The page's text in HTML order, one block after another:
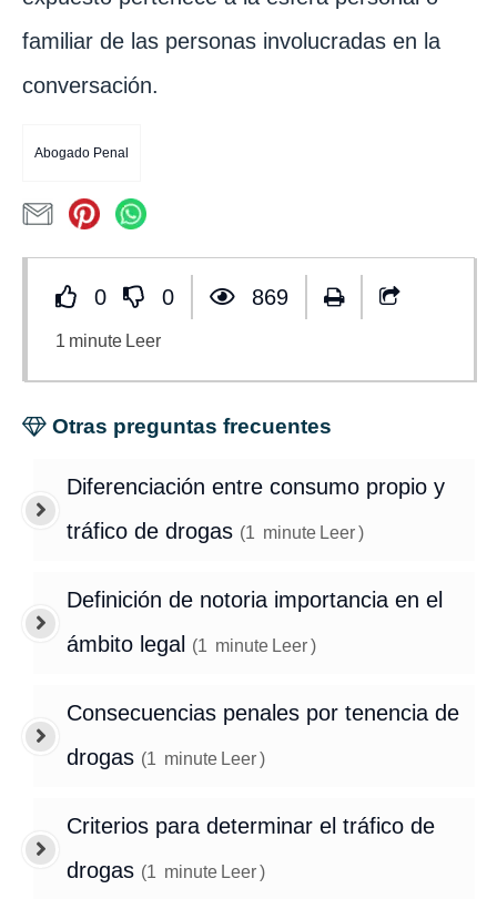
familiar de las personas involucradas en la
conversación.
Abogado Penal
0 0 869
1 minute Leer
Otras preguntas frecuentes
Diferenciación entre consumo propio y
tráfico de drogas (1 minute Leer)
Definición de notoria importancia en el
ámbito legal
(1 minute Leer)
Consecuencias penales por tenencia de
drogas (1 minute Leer)
Criterios para determinar el tráfico de
drogas (1 minute Leer)